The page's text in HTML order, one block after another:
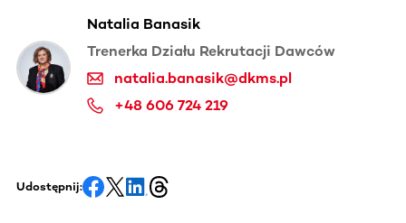
Natalia Banasik
Trenerka Działu Rekrutacji Dawców
natalia.banasik@dkms.pl
+48 606 724 219
Udostępnij: